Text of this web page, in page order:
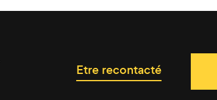
Etre recontacté